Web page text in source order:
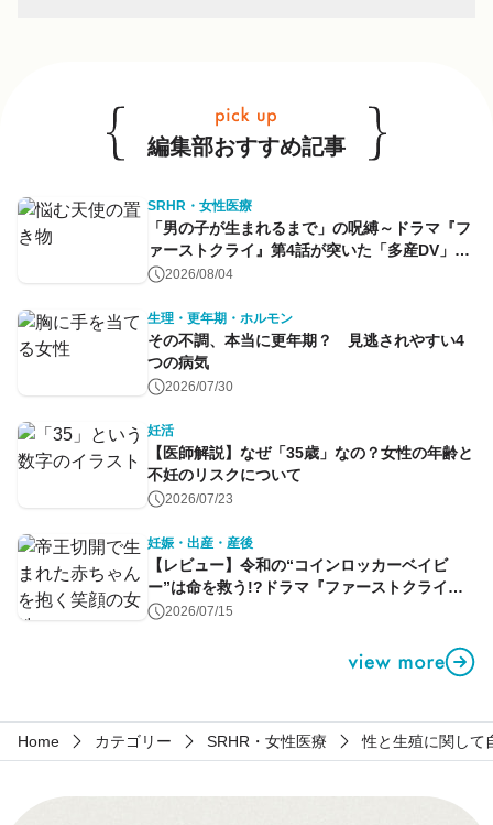
編集部おすすめ記事
SRHR・女性医療
「男の子が生まれるまで」の呪縛～ドラマ『フ
ァーストクライ』第4話が突いた「多産DV」と
命のコントロール～
2026/08/04
生理・更年期・ホルモン
その不調、本当に更年期？ 見逃されやすい4
つの病気
2026/07/30
妊活
【医師解説】なぜ「35歳」なの？女性の年齢と
不妊のリスクについて
2026/07/23
妊娠・出産・産後
【レビュー】令和の“コインロッカーベイビ
ー”は命を救う!?ドラマ『ファーストクライ』
第1話2026/07/15
Home カテゴリー SRHR・女性医療 性と生殖に関し